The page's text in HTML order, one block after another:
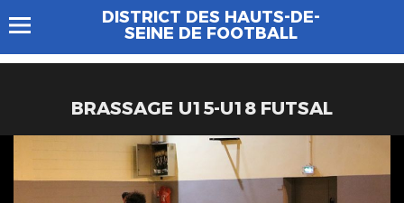
DISTRICT DES HAUTS-DE-
SEINE DE FOOTBALL
BRASSAGE U15-U18 FUTSAL